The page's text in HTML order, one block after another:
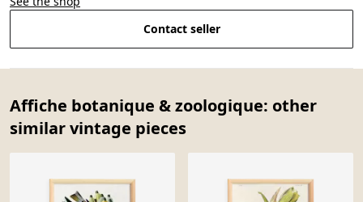
Contact seller
Affiche botanique & zoologique: other
similar vintage pieces